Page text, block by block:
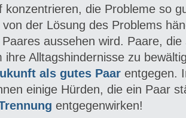
konzentrieren, die Probleme so
von der Lösung des Problems
aussehen wird. Paare,
ihre Alltagshindernisse zu
als gutes Paar entgegen.
einige Hürden, die ein Paar
entgegenwirken!